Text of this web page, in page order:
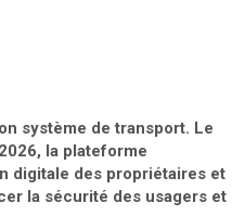
système de transport. Le
la plateforme
digitale des propriétaires et
la sécurité des usagers et